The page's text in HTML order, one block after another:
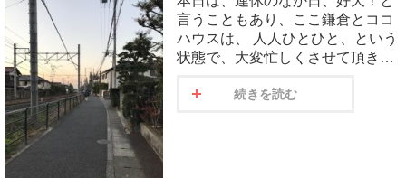
言うこともあり、ここ鎌倉とココ
ハウスは、 人人ひとひと、という
状態で、大変忙しくさせて頂き…
続きを読む